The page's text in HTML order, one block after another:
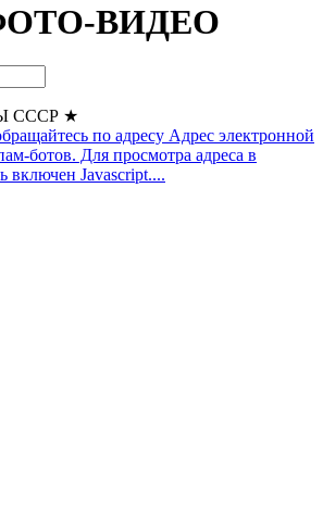
ВИДЕО
СССР ★
по адресу Адрес электронной
ботов. Для просмотра адреса в
включен Javascript....